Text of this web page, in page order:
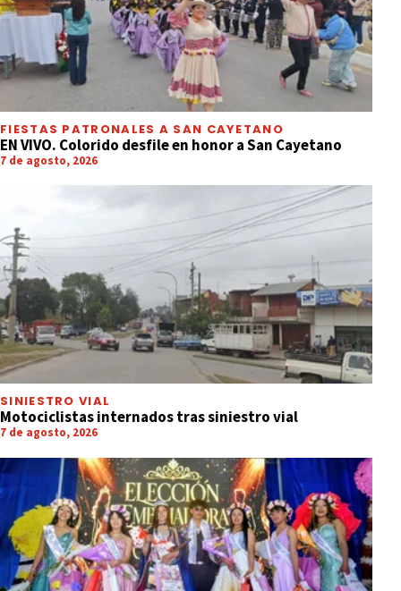
FIESTAS PATRONALES A SAN CAYETANO
EN VIVO. Colorido desfile en honor a San Cayetano
7 de agosto, 2026
SINIESTRO VIAL
Motociclistas internados tras siniestro vial
7 de agosto, 2026